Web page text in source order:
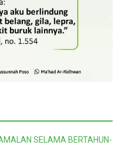
SELAMA BERTAHUN-